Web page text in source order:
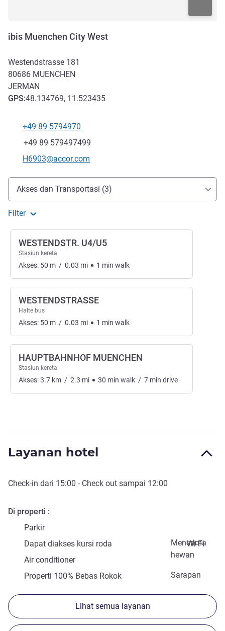
ibis Muenchen City West
Westendstrasse 181
80686 MUENCHEN
JERMAN
GPS:48.134769, 11.523435
Telepon
+49 89 5794970
Fax
+49 89 579497499
Email kontak
H6903@accor.com
Akses dan Transportasi
Akses dan Transportasi (3)
Filter
WESTENDSTR. U4/U5
Stasiun kereta
Akses: 50 m / 0.03 mi 1 min walk
WESTENDSTRASSE
Halte bus
Akses: 50 m / 0.03 mi 1 min walk
HAUPTBAHNHOF MUENCHEN
Stasiun kereta
Akses:3.7 km / 2.3 mi 30 min walk / 7 min drive
Layanan hotel
Check-in dari 15:00 - Check out sampai 12:00
Di properti
Parkir
Menerima
hewan
Dapat diakses kursi roda
Wi-Fi
Air conditioner
Sarapan
Properti 100% Bebas Rokok
Lihat semua layanan